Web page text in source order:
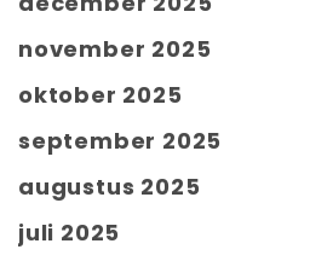
november 2025
oktober 2025
september 2025
augustus 2025
juli 2025